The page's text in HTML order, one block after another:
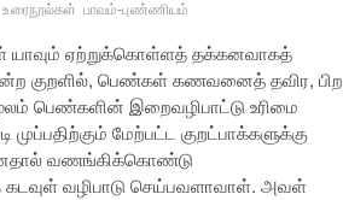
உரைநூல்கள் பாவம்-புண்ணியம்
யாவும் ஏற்றுக்கொள்ளத் தக்கனவாகத்
குறளில், பெண்கள் கணவனைத் தவிர, பிற
பெண்களின் இறைவழிபாட்டு உரிமை
மேற்பட்ட குறட்பாக்களுக்கு
வணங்கிக்கொண்டு
வழிபாடு செய்பவளாவாள். அவள்